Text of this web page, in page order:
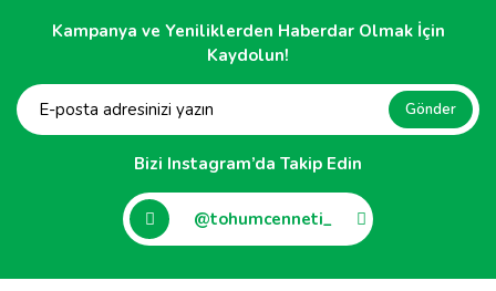
Kampanya ve Yeniliklerden Haberdar Olmak İçin
Kaydolun!
Gönder
Bizi Instagram’da Takip Edin
@tohumcenneti_